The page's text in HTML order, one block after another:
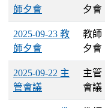
師夕會
夕會
2025-09-23 教
師夕會
教師
夕會
2025-09-22 主
管會議
主管
會議